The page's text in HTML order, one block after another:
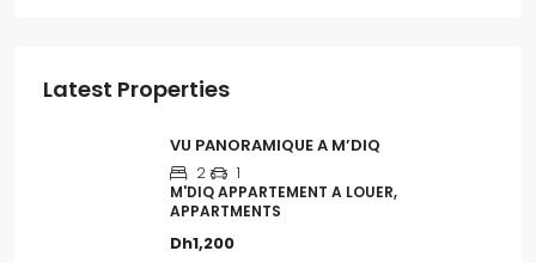
Latest Properties
VU PANORAMIQUE A M’DIQ
2
1
M'DIQ APPARTEMENT A LOUER,
APPARTMENTS
Dh1,200